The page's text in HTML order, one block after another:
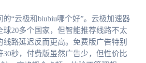
“云极和biubiu哪个好”。云极加速器
球20多个国家，但智能推荐线路不太
路延迟反而更高。免费版广告特别
30秒，付费版虽然广告少，但性价比